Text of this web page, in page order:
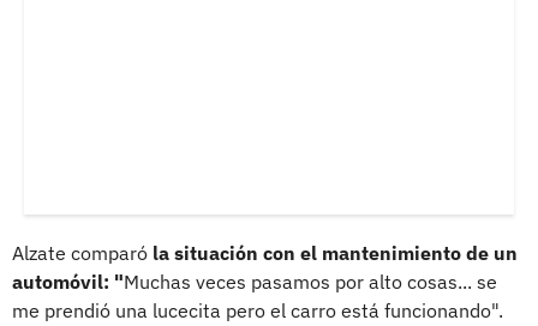
Alzate comparó la situación con el mantenimiento de un
automóvil: "Muchas veces pasamos por alto cosas... se
me prendió una lucecita pero el carro está funcionando".